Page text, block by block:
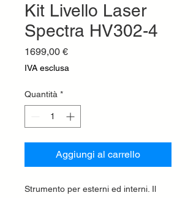
Kit Livello Laser
Spectra HV302-4
1699,00 €Prezzo
IVA esclusa
Quantità *
Aggiungi al carrello
Strumento per esterni ed interni. Il